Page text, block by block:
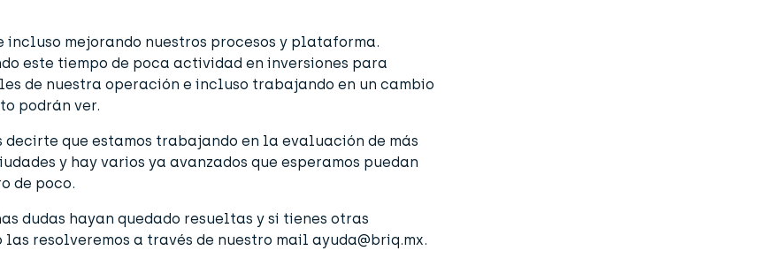
incluso mejorando nuestros procesos y plataforma.
este tiempo de poca actividad en inversiones para
de nuestra operación e incluso trabajando en un cambio
podrán ver.
decirte que estamos trabajando en la evaluación de más
y hay varios ya avanzados que esperamos puedan
de poco.
dudas hayan quedado resueltas y si tienes otras
las resolveremos a través de nuestro mail ayuda@briq.mx.